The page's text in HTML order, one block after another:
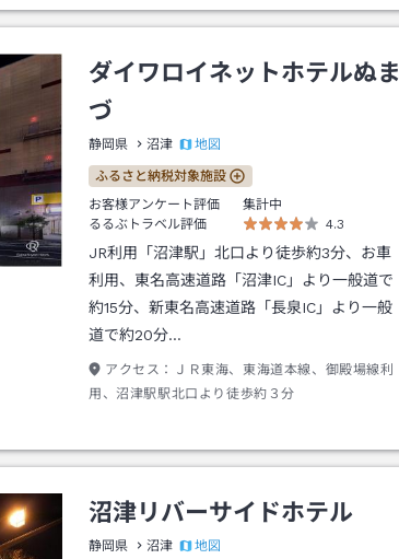
ダイワロイネットホテルぬま
づ
静岡県 沼津 地図
ふるさと納税対象施設
お客様アンケート評価
集計中
るるぶトラベル評価
4.3
JR利用「沼津駅」北口より徒歩約3分、お車
利用、東名高速道路「沼津IC」より一般道で
約15分、新東名高速道路「長泉IC」より一般
道で約20分…
アクセス：
ＪＲ東海、東海道本線、御殿場線利
用、沼津駅駅北口より徒歩約３分
沼津リバーサイドホテル
静岡県 沼津 地図